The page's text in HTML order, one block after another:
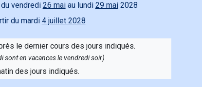
vendredi 26 maiau lundi 29 mai2028
du mardi 4 juillet 2028
le dernier cours des jours indiqués.
sont en vacances le vendredi soir)
des jours indiqués.